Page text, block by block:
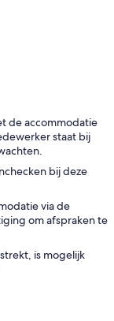
de accommodatie
staat bij
bij deze
via de
om afspraken te
is mogelijk